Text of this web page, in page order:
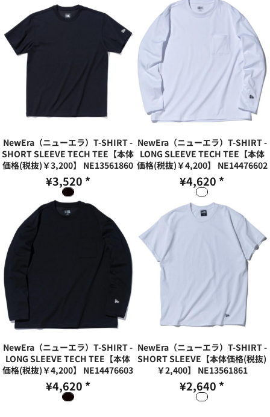
NewEra（ニューエラ）T-SHIRT -
SHORT SLEEVE TECH TEE【本体
価格(税抜)￥3,200】
NE13561860
¥3,520 *
NewEra（ニューエラ）T-SHIRT -
LONG SLEEVE TECH TEE【本体
価格(税抜)￥4,200】
NE14476602
¥4,620 *
NewEra（ニューエラ）T-SHIRT -
LONG SLEEVE TECH TEE【本体
価格(税抜)￥4,200】
NE14476603
¥4,620 *
NewEra（ニューエラ）T-SHIRT -
SHORT SLEEVE【本体価格(税抜)
￥2,400】
NE13561861
¥2,640 *